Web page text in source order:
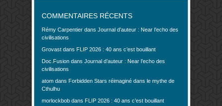
COMMENTAIRES RÉCENTS
Rémy Carpentier dans Journal d’auteur : Near l’echo des
civilisations
Grovast dans FLIP 2026 : 40 ans c’est bouillant
Doc.Fusion dans Journal d’auteur : Near l’echo des
civilisations
atom dans Forbidden Stars réimaginé dans le mythe de
Cthulhu
morlockbob dans FLIP 2026 : 40 ans c’est bouillant